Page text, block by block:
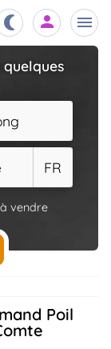
quelques
FR
vendre